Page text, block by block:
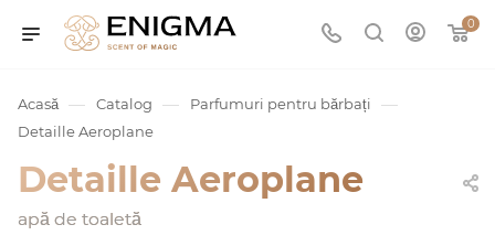
0
Acasă — Catalog — Parfumuri pentru bărbați —
Detaille Aeroplane
Detaille Aeroplane
apă de toaletă